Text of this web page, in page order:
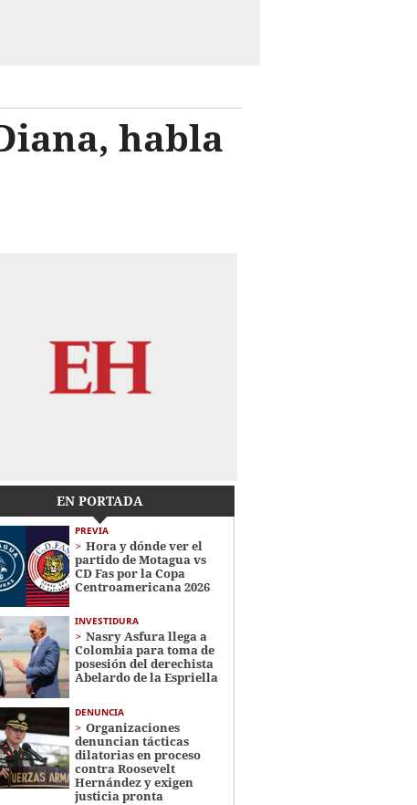
habla
EN PORTADA
PREVIA
Hora y dónde ver el
partido de Motagua vs
CD Fas por la Copa
Centroamericana 2026
INVESTIDURA
Nasry Asfura llega a
Colombia para toma de
posesión del derechista
Abelardo de la Espriella
DENUNCIA
Organizaciones
denuncian tácticas
dilatorias en proceso
contra Roosevelt
Hernández y exigen
justicia pronta